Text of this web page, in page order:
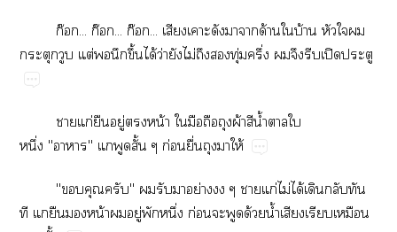
ก๊...​ก๊...​ก๊...​​​​​​ด้​​บ้​​​​
​​ต่​​​ึ้​ได้​ว่​​ไม่​​​ุ่​ึ่​​​​ปิ​
​ก่​​ู่​​น้​​​​​ผ้​​น้ำ​​​
ึ่""​​​ั้​ก่​ื่​​​ให้
"​"​​​​ย่​​​ก่​ไม่​ได้​​​​
​​​​น้​​ู่​​ึ่​ก่​​​ด้​น้ำ​​​​